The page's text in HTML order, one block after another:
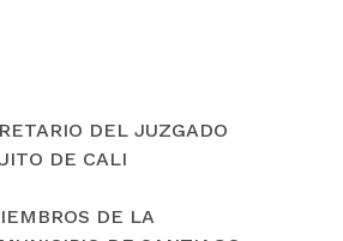
DEL JUZGADO
DE CALI
DE LA